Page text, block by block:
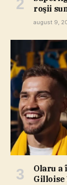
roşii
august 9,
Olaru a
Gilloise